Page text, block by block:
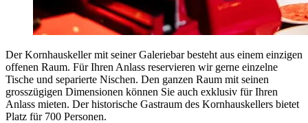
Der Kornhauskeller mit seiner Galeriebar besteht aus einem einzigen
offenen Raum. Für Ihren Anlass reservieren wir gerne einzelne
Tische und separierte Nischen. Den ganzen Raum mit seinen
grosszügigen Dimensionen können Sie auch exklusiv für Ihren
Anlass mieten. Der historische Gastraum des Kornhauskellers bietet
Platz für 700 Personen.